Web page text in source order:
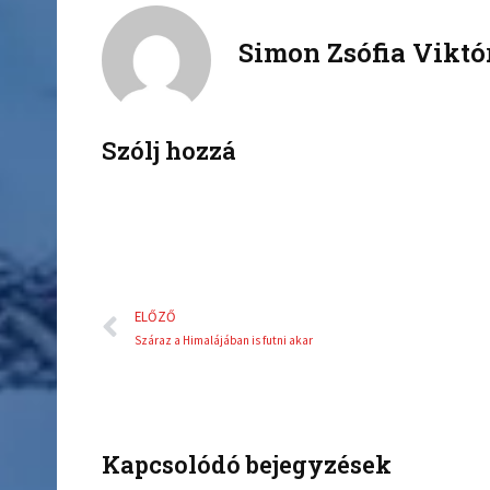
b
t
t
Simon Zsófia
Szólj hozzá
Előző
ELŐZŐ
Száraz a Himalájában is futni akar
Kapcsolódó bejegyzések